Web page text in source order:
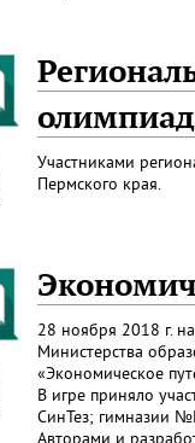
Участниками
Пермского края.
28 ноября 2018 г.
Министерства
«Экономическое
В игре приняло
СинТез; гимназии
Авторами и